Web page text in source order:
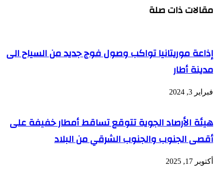
مقالات ذات صلة
إذاعة موريتانيا تواكب وصول فوج جديد من السياح الى
مدينة أطار
فبراير 3, 2024
هيئة الأرصاد الجوية تتوقع تساقط أمطار خفيفة على
أقصى الجنوب والجنوب الشرقي من البلاد
أكتوبر 17, 2025